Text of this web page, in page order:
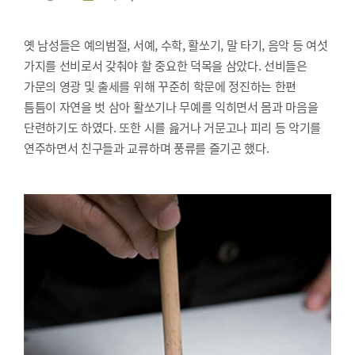
옛 남성들은 예의범절, 서예, 수학, 활쏘기, 말 타기, 음악 등 여섯
가지를 선비로서 갖춰야 할 중요한 덕목을 삼았다. 선비들은
가문의 영광 및 출세를 위해 꾸준히 학문에 정진하는 한편
틈틈이 자연을 벗 삼아 활쏘기나 무예를 익히면서 몸과 마음을
단련하기도 하였다. 또한 시를 읊거나 거문고나 피리 등 악기를
연주하면서 친구들과 교류하며 풍류를 즐기곤 했다.